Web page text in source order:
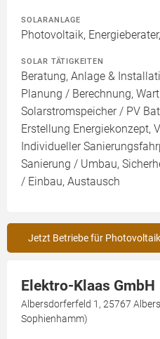
SOLARANLAGE
Photovoltaik,
SOLAR TÄTIGKEITEN
Beratung, Anlage &
Planung / Berechnung,
Solarstromspeicher / PV
Erstellung Energiekonzept,
Individueller
Sanierung / Umbau,
/ Einbau, Austausch
Jetzt Betriebe für
Elektro-Klaas GmbH
Albersdorferfeld 1, 25767
Sophienhamm)